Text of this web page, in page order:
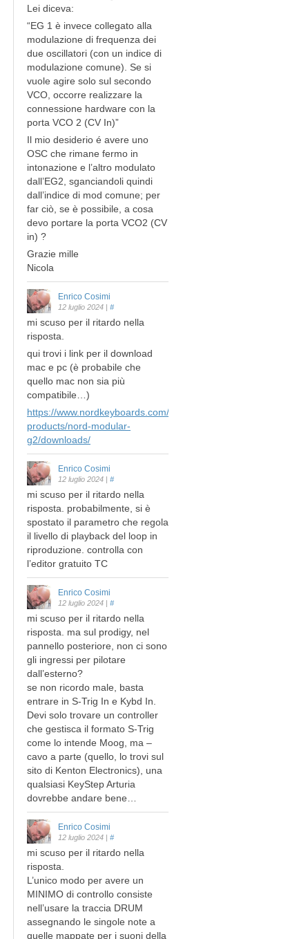
Lei diceva:
“EG 1 è invece collegato alla
modulazione di frequenza dei
due oscillatori (con un indice di
modulazione comune). Se si
vuole agire solo sul secondo
VCO, occorre realizzare la
connessione hardware con la
porta VCO 2 (CV In)”
Il mio desiderio é avere uno
OSC che rimane fermo in
intonazione e l’altro modulato
dall’EG2, sganciandoli quindi
dall’indice di mod comune; per
far ciò, se è possibile, a cosa
devo portare la porta VCO2 (CV
in) ?
Grazie mille
Nicola
Enrico Cosimi
12 luglio 2024 | #
mi scuso per il ritardo nella
risposta.
qui trovi i link per il download
mac e pc (è probabile che
quello mac non sia più
compatibile…)
https://www.nordkeyboards.com/legacy-
products/nord-modular-
g2/downloads/
Enrico Cosimi
12 luglio 2024 | #
mi scuso per il ritardo nella
risposta. probabilmente, si è
spostato il parametro che regola
il livello di playback del loop in
riproduzione. controlla con
l’editor gratuito TC
Enrico Cosimi
12 luglio 2024 | #
mi scuso per il ritardo nella
risposta. ma sul prodigy, nel
pannello posteriore, non ci sono
gli ingressi per pilotare
dall’esterno?
se non ricordo male, basta
entrare in S-Trig In e Kybd In.
Devi solo trovare un controller
che gestisca il formato S-Trig
come lo intende Moog, ma –
cavo a parte (quello, lo trovi sul
sito di Kenton Electronics), una
qualsiasi KeyStep Arturia
dovrebbe andare bene…
Enrico Cosimi
12 luglio 2024 | #
mi scuso per il ritardo nella
risposta.
L’unico modo per avere un
MINIMO di controllo consiste
nell’usare la traccia DRUM
assegnando le singole note a
quelle mappate per i suoni della